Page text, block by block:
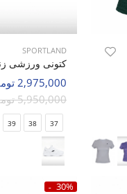
SPORTLAND
2,975,000 تومان
5,950,000 تومان
37
38
39
30%